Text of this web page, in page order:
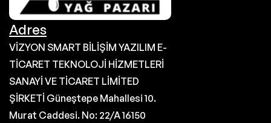
Adres
VİZYON SMART BİLİŞİM YAZILIM E-
TİCARET TEKNOLOJİ HİZMETLERİ
SANAYİ VE TİCARET LİMİTED
ŞİRKETİ Güneştepe Mahallesi 10.
Murat Caddesi. No: 22/A 16150